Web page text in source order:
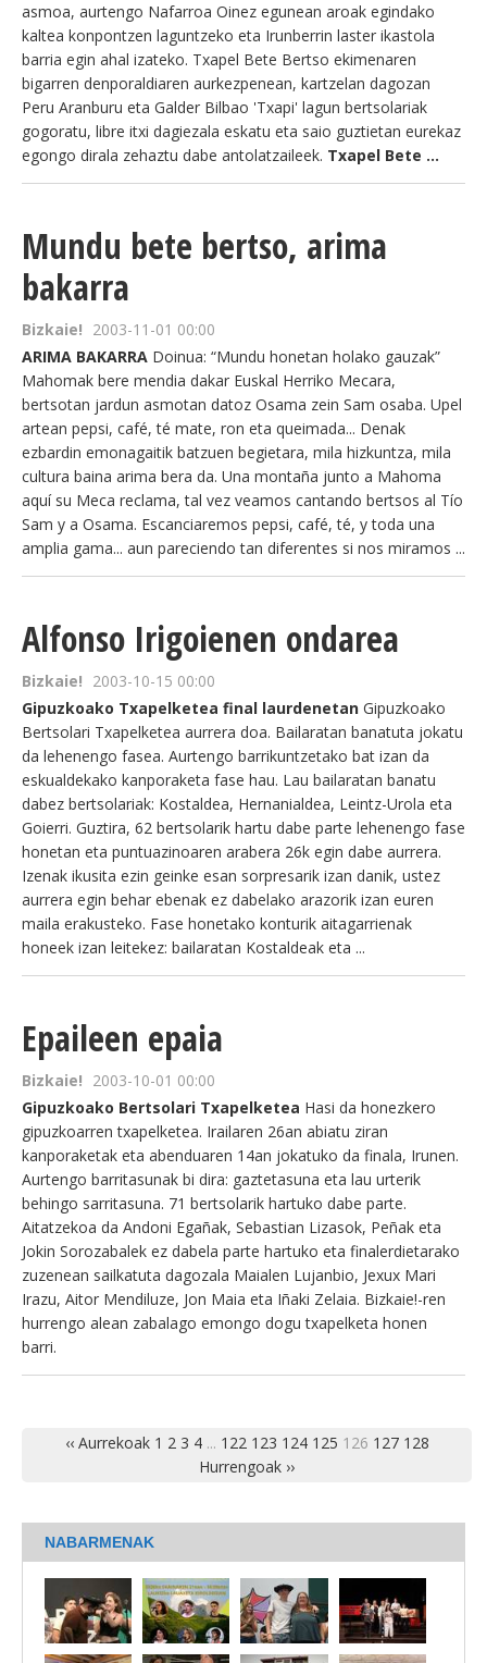
asmoa, aurtengo Nafarroa Oinez egunean aroak egindako
kaltea konpontzen laguntzeko eta Irunberrin laster ikastola
barria egin ahal izateko. Txapel Bete Bertso ekimenaren
bigarren denporaldiaren aurkezpenean, kartzelan dagozan
Peru Aranburu eta Galder Bilbao 'Txapi' lagun bertsolariak
gogoratu, libre itxi dagiezala eskatu eta saio guztietan eurekaz
egongo dirala zehaztu dabe antolatzaileek. Txapel Bete ...
Mundu bete bertso, arima
bakarra
Bizkaie! 2003-11-01 00:00
ARIMA BAKARRA Doinua: “Mundu honetan holako gauzak”
Mahomak bere mendia dakar Euskal Herriko Mecara,
bertsotan jardun asmotan datoz Osama zein Sam osaba. Upel
artean pepsi, café, té mate, ron eta queimada... Denak
ezbardin emonagaitik batzuen begietara, mila hizkuntza, mila
cultura baina arima bera da. Una montaña junto a Mahoma
aquí su Meca reclama, tal vez veamos cantando bertsos al Tío
Sam y a Osama. Escanciaremos pepsi, café, té, y toda una
amplia gama... aun pareciendo tan diferentes si nos miramos ...
Alfonso Irigoienen ondarea
Bizkaie! 2003-10-15 00:00
Gipuzkoako Txapelketea final laurdenetan Gipuzkoako
Bertsolari Txapelketea aurrera doa. Bailaratan banatuta jokatu
da lehenengo fasea. Aurtengo barrikuntzetako bat izan da
eskualdekako kanporaketa fase hau. Lau bailaratan banatu
dabez bertsolariak: Kostaldea, Hernanialdea, Leintz-Urola eta
Goierri. Guztira, 62 bertsolarik hartu dabe parte lehenengo fase
honetan eta puntuazinoaren arabera 26k egin dabe aurrera.
Izenak ikusita ezin geinke esan sorpresarik izan danik, ustez
aurrera egin behar ebenak ez dabelako arazorik izan euren
maila erakusteko. Fase honetako konturik aitagarrienak
honeek izan leitekez: bailaratan Kostaldeak eta ...
Epaileen epaia
Bizkaie! 2003-10-01 00:00
Gipuzkoako Bertsolari Txapelketea Hasi da honezkero
gipuzkoarren txapelketea. Irailaren 26an abiatu ziran
kanporaketak eta abenduaren 14an jokatuko da finala, Irunen.
Aurtengo barritasunak bi dira: gaztetasuna eta lau urterik
behingo sarritasuna. 71 bertsolarik hartuko dabe parte.
Aitatzekoa da Andoni Egañak, Sebastian Lizasok, Peñak eta
Jokin Sorozabalek ez dabela parte hartuko eta finalerdietarako
zuzenean sailkatuta dagozala Maialen Lujanbio, Jexux Mari
Irazu, Aitor Mendiluze, Jon Maia eta Iñaki Zelaia. Bizkaie!-ren
hurrengo alean zabalago emongo dogu txapelketa honen
barri.
‹‹ Aurrekoak 1 2 3 4... 122 123 124 125 126 127 128
Hurrengoak ››
NABARMENAK